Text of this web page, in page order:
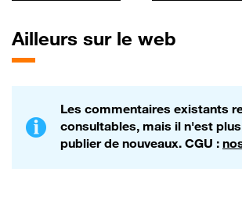
Ailleurs sur le web
Les commentaires existants
consultables, mais il n'est
publier de nouveaux. CGU :